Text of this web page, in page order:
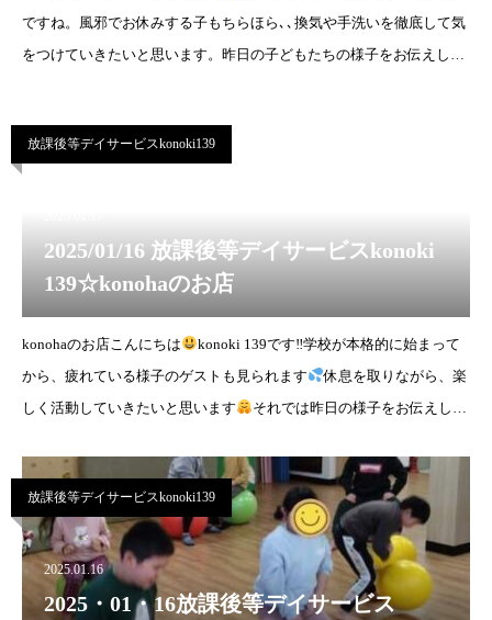
ですね。風邪でお休みする子もちらほら､､換気や手洗いを徹底して気
をつけていきたいと思います。昨日の子どもたちの様子をお伝えしま
放課後等デイサービスkonoki139
2025/01/16 放課後等デイサービスkonoki
139☆konohaのお店
konohaのお店こんにちは
konoki 139です‼︎学校が本格的に始まって
から、疲れている様子のゲストも見られます
休息を取りながら、楽
しく活動していきたいと思います
それでは昨日の様子をお伝えしま
放課後等デイサービスkonoki139
2025.01.16
2025・01・16放課後等デイサービス